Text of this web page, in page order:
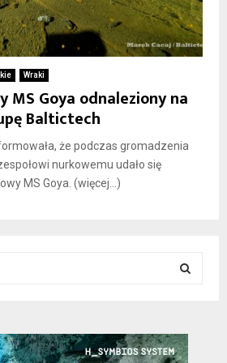
Wraki
MS Goya odnaleziony na
Baltictech
że podczas gromadzenia
nurkowemu udało się
MS Goya. (więcej…)
E